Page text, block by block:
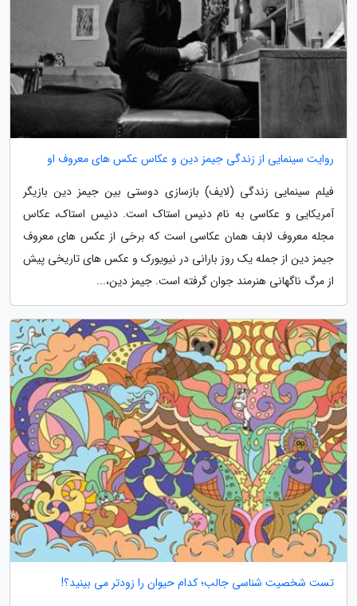
روایت سینمایی از زندگی جیمز دین و عکاس عکس های معروف او
فیلم سینمایی زندگی (لایف) بازسازی دوستی بین جیمز دین بازیگر
آمریکایی و عکاسی به نام دنیس استاک است. دنیس استاک، عکاس
مجله معروف لابف همان عکاسی است که برخی از عکس های معروف
جیمز دین از جمله یک روز بارانی در نیویورک و عکس های تاریخی پیش
از مرگ ناگهانی هنرمند جوان گرفته است. جیمز دین،...
تست شخصیت شناسی جالب؛ کدام حیوان را زودتر می بینید؟!